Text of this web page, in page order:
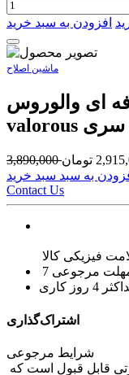
افزودن به سبد خرید
ماشین اصلاح
ای والوروس
3,890,000 تومان
Contact Us
فیزیکی کالا
مهلت مرجوعی
4 روز کاری
اشتراک‌گذاری
شرایط مرجوعی